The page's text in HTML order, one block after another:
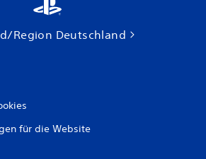
Region Deutschland
für die Website